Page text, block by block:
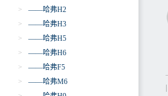
>
——哈弗H2
>
——哈弗H3
>
——哈弗H5
>
——哈弗H6
>
——哈弗F5
>
——哈弗M6